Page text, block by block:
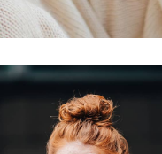
панти:
за почистване: